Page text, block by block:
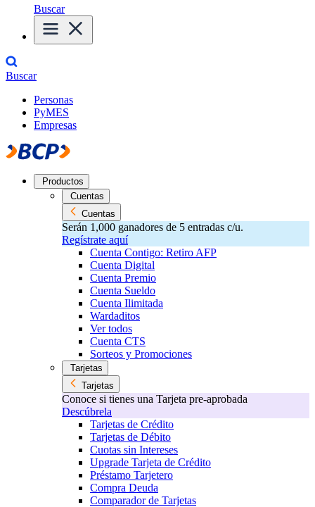
Buscar
Buscar
Personas
PyMES
Empresas
Productos
Cuentas
Cuentas
Serán 1,000 ganadores de 5 entradas c/u.
Regístrate aquí
Cuenta Contigo: Retiro AFP
Cuenta Digital
Cuenta Premio
Cuenta Sueldo
Cuenta Ilimitada
Wardaditos
Ver todos
Cuenta CTS
Sorteos y Promociones
Tarjetas
Tarjetas
Conoce si tienes una Tarjeta pre-aprobada
Descúbrela
Tarjetas de Crédito
Tarjetas de Débito
Cuotas sin Intereses
Upgrade Tarjeta de Crédito
Préstamo Tarjetero
Compra Deuda
Comparador de Tarjetas